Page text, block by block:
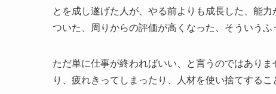
とを成し遂げた人が、やる前よりも成長した、能
ついた、周りからの評価が高くなった、そういうふ
ただ単に仕事が終わればいい、と言うのではあり
り、疲れきってしまったり、人材を使い捨てする